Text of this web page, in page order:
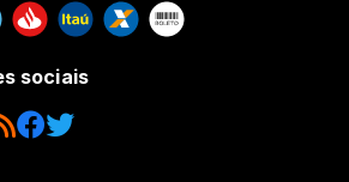
sociais